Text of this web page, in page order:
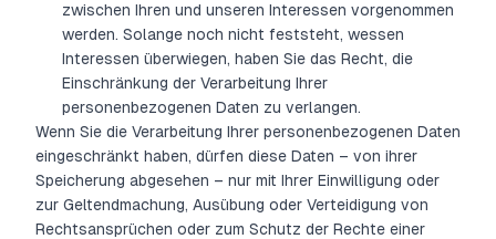
zwischen Ihren und unseren Interessen vorgenommen
werden. Solange noch nicht feststeht, wessen
Interessen überwiegen, haben Sie das Recht, die
Einschränkung der Verarbeitung Ihrer
personenbezogenen Daten zu verlangen.
Wenn Sie die Verarbeitung Ihrer personenbezogenen Daten
eingeschränkt haben, dürfen diese Daten – von ihrer
Speicherung abgesehen – nur mit Ihrer Einwilligung oder
zur Geltendmachung, Ausübung oder Verteidigung von
Rechtsansprüchen oder zum Schutz der Rechte einer